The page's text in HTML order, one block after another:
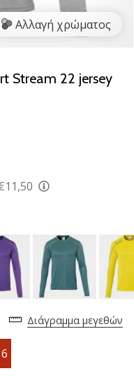
Αλλαγή χρώματος
Stream 22 jersey
Διάγραμμα μεγεθών